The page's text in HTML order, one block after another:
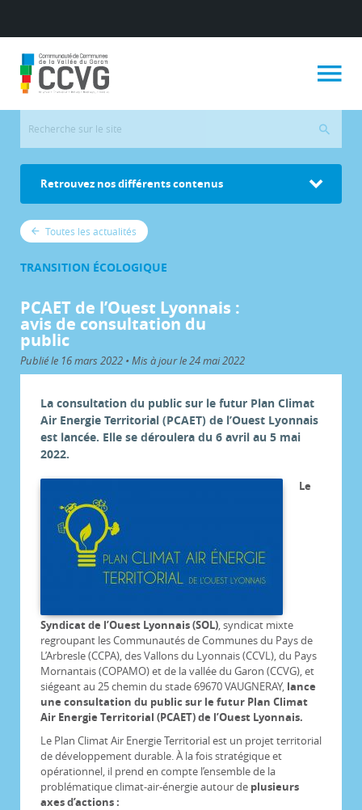
Retrouvez nos différents contenus
Toutes les actualités
TRANSITION ÉCOLOGIQUE
PCAET de l’Ouest Lyonnais :
avis de consultation du
public
Publié le 16 mars 2022 • Mis à jour le 24 mai 2022
La consultation du public sur le futur Plan Climat
Air Energie Territorial (PCAET) de l’Ouest Lyonnais
est lancée. Elle se déroulera du 6 avril au 5 mai
2022.
Le
Syndicat de l’Ouest Lyonnais (SOL), syndicat mixte
regroupant les Communautés de Communes du Pays de
L’Arbresle (CCPA), des Vallons du Lyonnais (CCVL), du Pays
Mornantais (COPAMO) et de la vallée du Garon (CCVG), et
siégeant au 25 chemin du stade 69670 VAUGNERAY, lance
une consultation du public sur le futur Plan Climat
Air Energie Territorial (PCAET) de l’Ouest Lyonnais.
Le Plan Climat Air Energie Territorial est un projet territorial
de développement durable. À la fois stratégique et
opérationnel, il prend en compte l’ensemble de la
problématique climat-air-énergie autour de plusieurs
axes d’actions :